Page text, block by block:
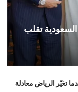
تقلب
تغيّر الرياض معادلة